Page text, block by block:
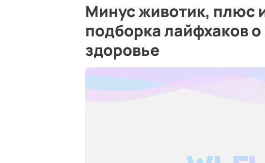
Минус животик, плюс
подборка лайфхаков
здоровье